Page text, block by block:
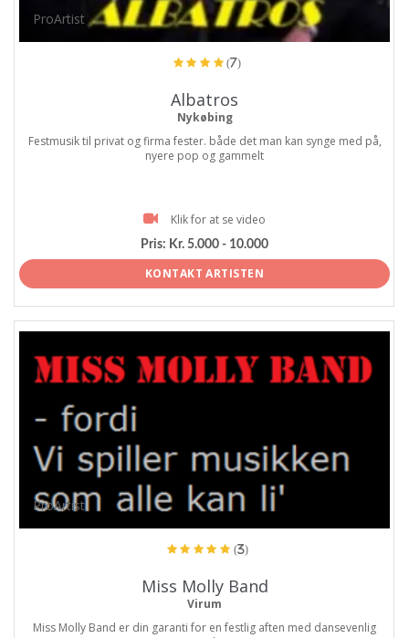
ProArtist
(7)
Albatros
Nykøbing
Festmusik til privat og firma fester. både det man kan synge med på,
nyere pop og gammelt
Klik for at se video
Pris: Kr. 5.000 - 10.000
KONTAKT ARTISTEN
ProArtist
(3)
Miss Molly Band
Virum
Miss Molly Band er din garanti for en festlig aften med dansevenlig